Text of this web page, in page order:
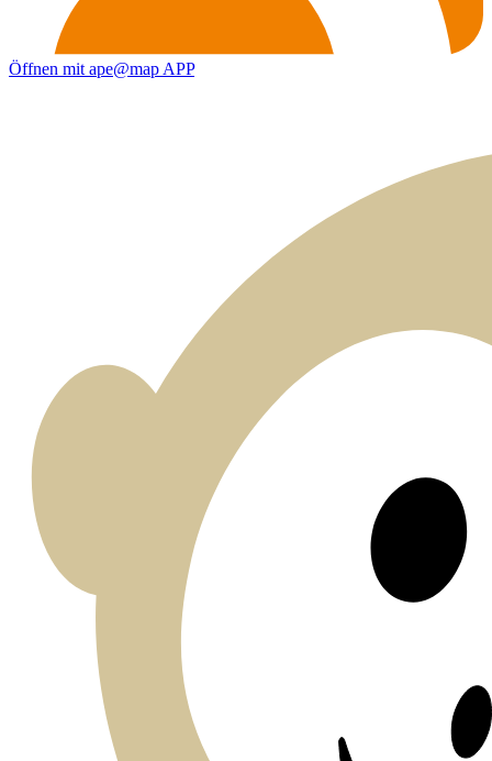
Öffnen mit ape@map APP